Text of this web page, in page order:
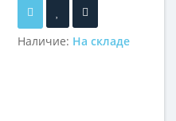
Наличие: На складе